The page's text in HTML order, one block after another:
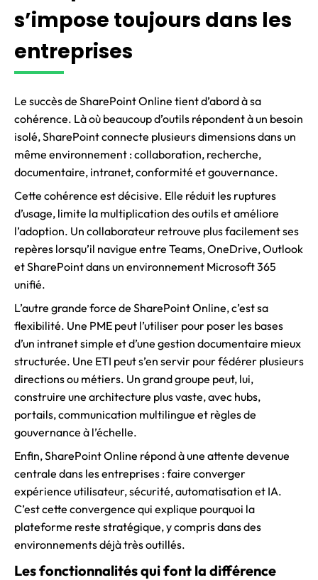
s’impose toujours dans les
entreprises
Le succès de SharePoint Online tient d’abord à sa
cohérence. Là où beaucoup d’outils répondent à un besoin
isolé, SharePoint connecte plusieurs dimensions dans un
même environnement : collaboration, recherche,
documentaire, intranet, conformité et gouvernance.
Cette cohérence est décisive. Elle réduit les ruptures
d’usage, limite la multiplication des outils et améliore
l’adoption. Un collaborateur retrouve plus facilement ses
repères lorsqu’il navigue entre Teams, OneDrive, Outlook
et SharePoint dans un environnement Microsoft 365
unifié.
L’autre grande force de SharePoint Online, c’est sa
flexibilité. Une PME peut l’utiliser pour poser les bases
d’un intranet simple et d’une gestion documentaire mieux
structurée. Une ETI peut s’en servir pour fédérer plusieurs
directions ou métiers. Un grand groupe peut, lui,
construire une architecture plus vaste, avec hubs,
portails, communication multilingue et règles de
gouvernance à l’échelle.
Enfin, SharePoint Online répond à une attente devenue
centrale dans les entreprises : faire converger
expérience utilisateur, sécurité, automatisation et IA.
C’est cette convergence qui explique pourquoi la
plateforme reste stratégique, y compris dans des
environnements déjà très outillés.
Les fonctionnalités qui font la différence